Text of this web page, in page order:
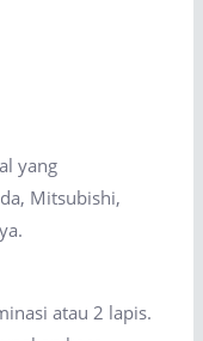
yang
Mitsubishi,
atau 2 lapis.